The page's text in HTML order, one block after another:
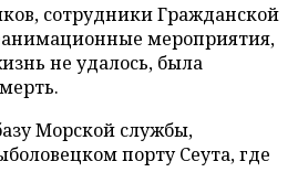
сотрудники Гражданской
мероприятия,
не удалось, была
Морской службы,
порту Сеута, где